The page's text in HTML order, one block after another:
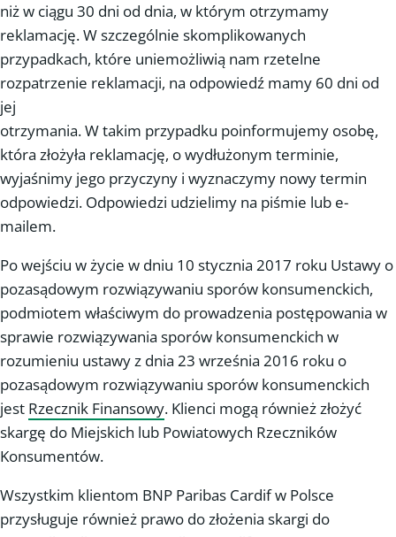
niż w ciągu 30 dni od dnia, w którym otrzymamy
reklamację. W szczególnie skomplikowanych
przypadkach, które uniemożliwią nam rzetelne
rozpatrzenie reklamacji, na odpowiedź mamy 60 dni od
jej
otrzymania. W takim przypadku poinformujemy osobę,
która złożyła reklamację, o wydłużonym terminie,
wyjaśnimy jego przyczyny i wyznaczymy nowy termin
odpowiedzi. Odpowiedzi udzielimy na piśmie lub e-
mailem.
Po wejściu w życie w dniu 10 stycznia 2017 roku Ustawy o
pozasądowym rozwiązywaniu sporów konsumenckich,
podmiotem właściwym do prowadzenia postępowania w
sprawie rozwiązywania sporów konsumenckich w
rozumieniu ustawy z dnia 23 września 2016 roku o
pozasądowym rozwiązywaniu sporów konsumenckich
jest Rzecznik Finansowy. Klienci mogą również złożyć
skargę do Miejskich lub Powiatowych Rzeczników
Konsumentów.
Wszystkim klientom BNP Paribas Cardif w Polsce
przysługuje również prawo do złożenia skargi do